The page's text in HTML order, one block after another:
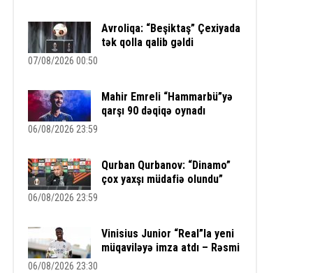
Avroliqa: “Beşiktaş” Çexiyada
tək qolla qalib gəldi
07/08/2026 00:50
Mahir Emreli “Hammarbü”yə
qarşı 90 dəqiqə oynadı
06/08/2026 23:59
Qurban Qurbanov: “Dinamo”
çox yaxşı müdafiə olundu”
06/08/2026 23:59
Vinisius Junior “Real”la yeni
müqaviləyə imza atdı – Rəsmi
06/08/2026 23:30